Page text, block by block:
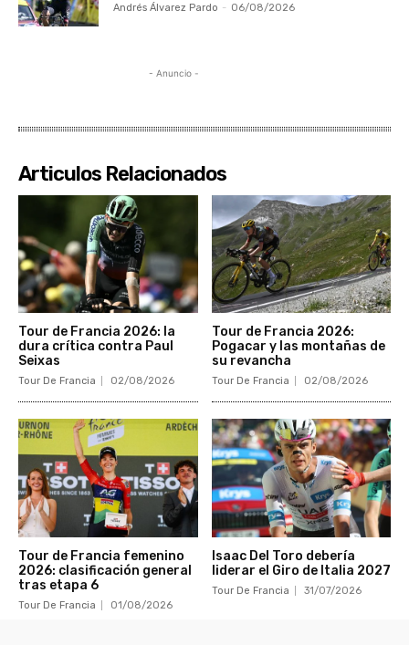
Andrés Álvarez Pardo - 06/08/2026
- Anuncio -
Articulos Relacionados
Tour de Francia 2026: la
dura crítica contra Paul
Seixas
Tour De Francia 02/08/2026
Tour de Francia 2026:
Pogacar y las montañas de
su revancha
Tour De Francia 02/08/2026
Tour de Francia femenino
2026: clasificación general
tras etapa 6
Tour De Francia 01/08/2026
Isaac Del Toro debería
liderar el Giro de Italia 2027
Tour De Francia 31/07/2026